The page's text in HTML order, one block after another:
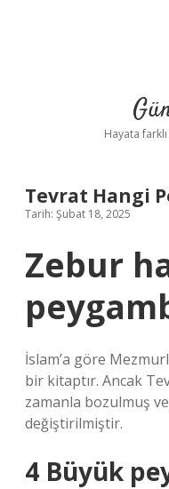
Hayata
Tevrat Hangi
Tarih: Şubat 18, 2025
Zebur
İslam’a göre
bir kitaptır. Ancak
zamanla bozulmuş
değiştirilmiştir.
4 Büyük